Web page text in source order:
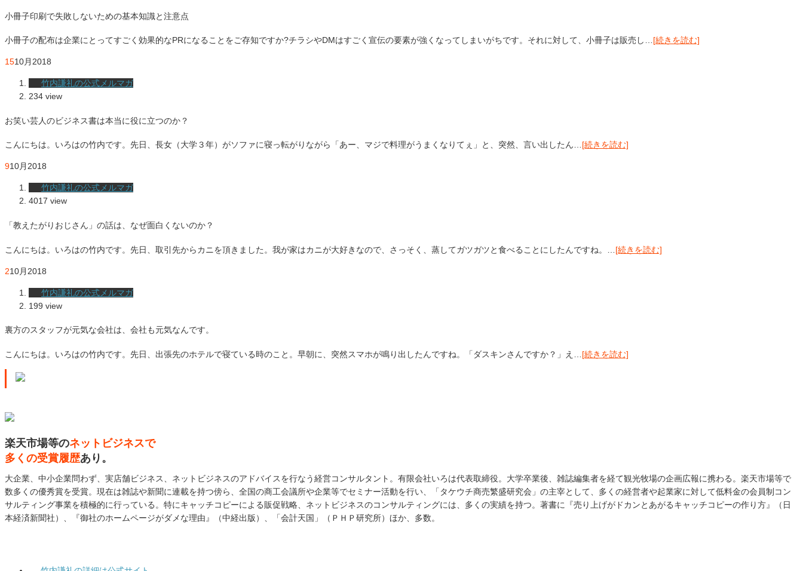
小冊子印刷で失敗しないための基本知識と注意点
小冊子の配布は企業にとってすごく効果的なPRになることをご存知ですか?チラシやDMはすごく宣伝の要素が強くなってしまいがちです。それに対して、小冊子は販売し… [続きを読む]
1510月 2018
竹内謙礼の公式メルマガ
234 view
お笑い芸人のビジネス書は本当に役に立つのか？
こんにちは。いろはの竹内です。先日、長女（大学３年）がソファに寝っ転がりながら「あー、マジで料理がうまくなりてぇ」と、突然、言い出したん…[続きを読む]
910月2018
竹内謙礼の公式メルマガ
4017 view
「教えたがりおじさん」の話は、なぜ面白くないのか？
こんにちは。いろはの竹内です。先日、取引先からカニを頂きました。我が家はカニが大好きなので、さっそく、蒸してガツガツと食べることにしたんですね。… [続きを読む]
210月 2018
竹内謙礼の公式メルマガ
199 view
裏方のスタッフが元気な会社は、会社も元気なんです。
こんにちは。いろはの竹内です。先日、出張先のホテルで寝ている時のこと。早朝に、突然スマホが鳴り出したんですね。「ダスキンさんですか？」え… [続きを読む]
楽天市場等のネットビジネスで
多くの受賞履歴あり。
大企業、中小企業問わず、実店舗ビジネス、ネットビジネスのアドバイスを行なう経営コンサルタント。有限会社いろは代表取締役。大学卒業後、雑誌編集者を経て観光牧場の企画広報に携わる。楽天市場等で
数多くの優秀賞を受賞。現在は雑誌や新聞に連載を持つ傍ら、全国の商工会議所や企業等でセミナー活動を行い、「タケウチ商売繁盛研究会」の主宰として、多くの経営者や起業家に対して低料金の会員制コン
サルティング事業を積極的に行っている。特にキャッチコピーによる販促戦略、ネットビジネスのコンサルティングには、多くの実績を持つ。著書に『売り上げがドカンとあがるキャッチコピーの作り方』（日
本経済新聞社）、『御社のホームページがダメな理由』（中経出版）、「会計天国」（ＰＨＰ研究所）ほか、多数。